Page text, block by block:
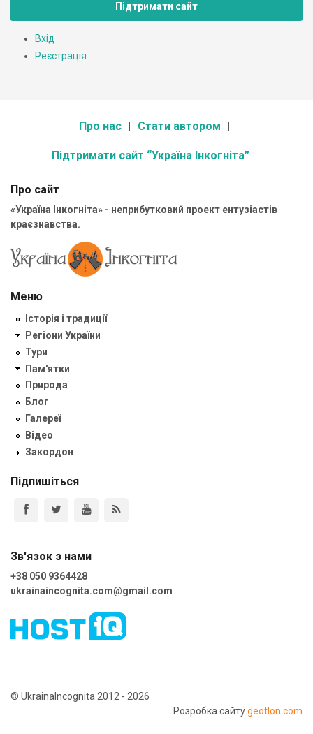
Підтримати сайт
Вхід
Реєстрація
Про нас Стати автором
Підтримати сайт “Україна Інкогніта”
Про сайт
«Україна Інкогніта» - неприбутковий проект ентузіастів
краєзнавства.
Меню
Історія і традиції
Регіони України
Тури
Пам'ятки
Природа
Блог
Галереї
Відео
Закордон
Підпишіться
Зв'язок з нами
+38 050 9364428
ukrainaincognita.com@gmail.com
© UkrainaIncognita 2012 - 2026
Розробка сайтуgeotlon.com